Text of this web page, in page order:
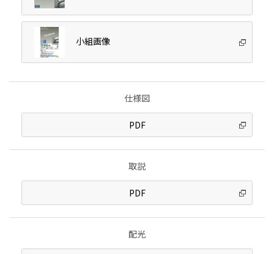
小組画像
仕様図
PDF
取説
PDF
配光